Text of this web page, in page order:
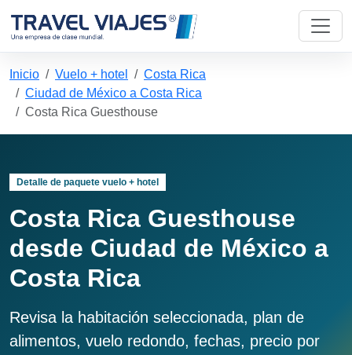
Inicio Vuelo + hotel
Costa Rica
Ciudad de México a Costa Rica
Costa Rica Guesthouse
Detalle de paquete vuelo + hotel
Costa Rica Guesthouse
desde Ciudad de México a
Costa Rica
Revisa la habitación seleccionada, plan de
alimentos, vuelo redondo, fechas, precio por